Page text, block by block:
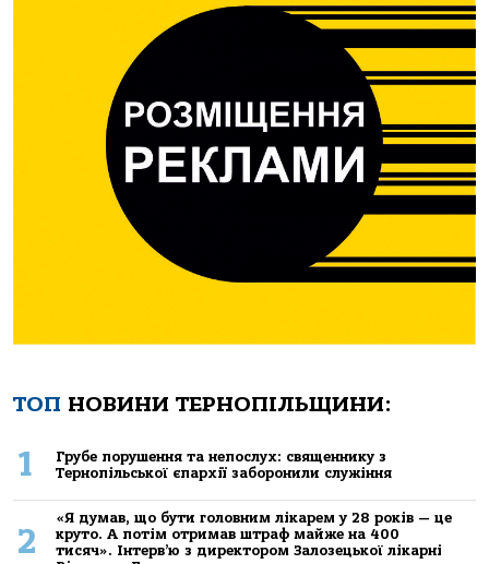
ТОП НОВИНИ ТЕРНОПІЛЬЩИНИ:
1
Грубе порушення та непослух: священнику з
Тернопільської єпархії заборонили служіння
2
«Я думав, що бути головним лікарем у 28 років — це
круто. А потім отримав штраф майже на 400
тисяч». Інтерв’ю з директором Залозецької лікарні